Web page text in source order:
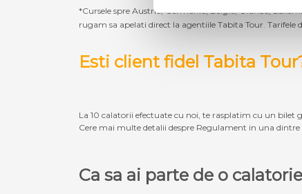
*Cursele spre Austria, Germania, Belgia, Olanda,
rugam sa apelati direct la agentiile Tabita Tour.
Esti client fidel Tabita
La 10 calatorii efectuate cu noi, te rasplatim cu un bilet
Cere mai multe detalii despre Regulament in una dintre
Ca sa ai parte de o